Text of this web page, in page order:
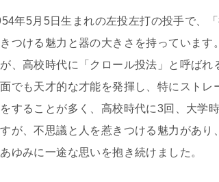
年5月5日生まれの左投左打の投手で、
つける魅力と器の大きさを持っていま
、高校時代に「クロール投法」と呼ば
でも天才的な才能を発揮し、特にスト
することが多く、高校時代に3回、大学
が、不思議と人を惹きつける魅力があ
ゆみに一途な思いを抱き続けました。